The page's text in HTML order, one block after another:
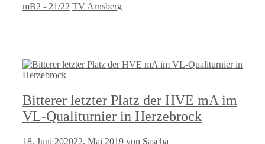
Kategorien
mB2 - 21/22 Schlagwörter
TV Arnsberg
Bitterer letzter Platz der HVE mA im
VL-Qualiturnier in Herzebrock
18. Juni 202022. Mai 2019 von Sascha